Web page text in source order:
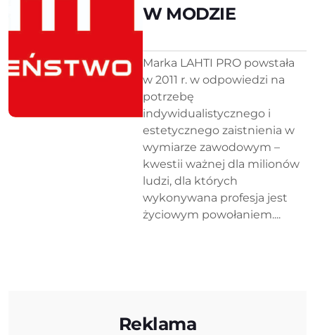
W MODZIE
Marka LAHTI PRO powstała
w 2011 r. w odpowiedzi na
potrzebę
indywidualistycznego i
estetycznego zaistnienia w
wymiarze zawodowym –
kwestii ważnej dla milionów
ludzi, dla których
wykonywana profesja jest
życiowym powołaniem....
Reklama